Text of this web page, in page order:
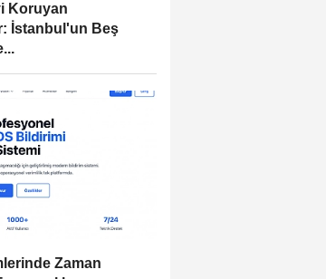
Koruyan
İstanbul'un Beş
Zaman